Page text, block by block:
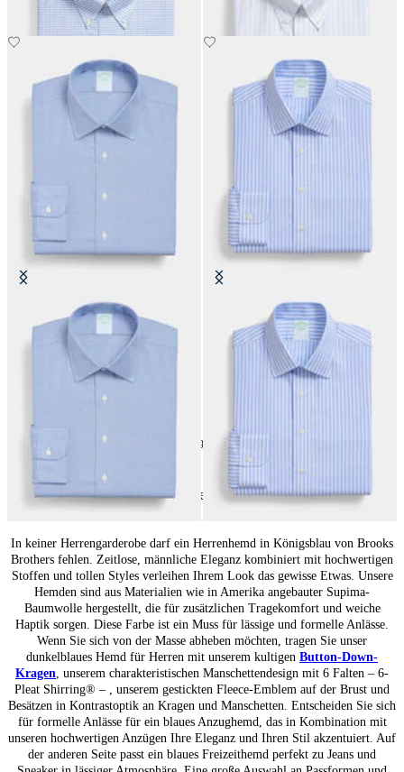
Slim Fit Non-Iron Performance-
Hemd mit Ainsley-Kragen
Slim Fit Non-Iron Performance-
Hemd mit Ainsley-Kragen
69 produkte
Blaue Hemden für Herren: Vielseitiger Klassiker
In keiner Herrengarderobe darf ein Herrenhemd in Königsblau von Brooks
Brothers fehlen. Zeitlose, männliche Eleganz kombiniert mit hochwertigen
Stoffen und tollen Styles verleihen Ihrem Look das gewisse Etwas. Unsere
Hemden sind aus Materialien wie in Amerika angebauter Supima-
Baumwolle hergestellt, die für zusätzlichen Tragekomfort und weiche
Haptik sorgen. Diese Farbe ist ein Muss für lässige und formelle Anlässe.
Wenn Sie sich von der Masse abheben möchten, tragen Sie unser
dunkelblaues Hemd für Herren mit unserem kultigen Button-Down-
Kragen, unserem charakteristischen Manschettendesign mit 6 Falten – 6-
Pleat Shirring® – , unserem gestickten Fleece-Emblem auf der Brust und
Besätzen in Kontrastoptik an Kragen und Manschetten. Entscheiden Sie sich
für formelle Anlässe für ein blaues Anzughemd, das in Kombination mit
unseren hochwertigen Anzügen Ihre Eleganz und Ihren Stil akzentuiert. Auf
der anderen Seite passt ein blaues Freizeithemd perfekt zu Jeans und